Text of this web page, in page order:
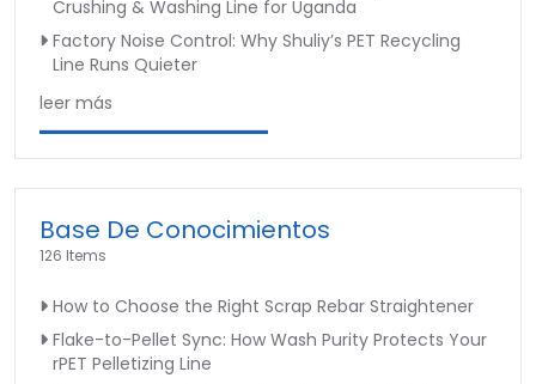
Crushing & Washing Line for Uganda
Factory Noise Control: Why Shuliy’s PET Recycling
Line Runs Quieter
leer más
Base De Conocimientos
126 Items
How to Choose the Right Scrap Rebar Straightener
Flake-to-Pellet Sync: How Wash Purity Protects Your
rPET Pelletizing Line